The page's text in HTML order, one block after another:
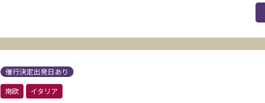
催行決定出発日あり
南欧
イタリア